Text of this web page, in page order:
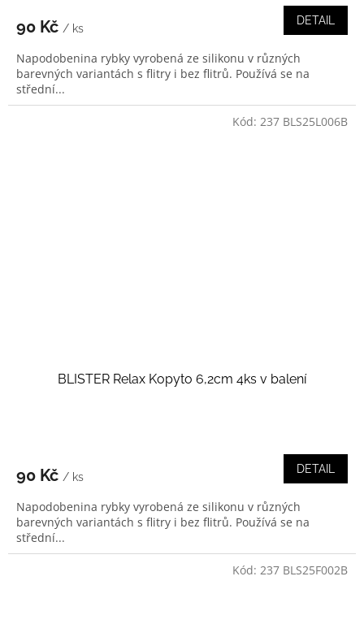
90 Kč / ks
DETAIL
Napodobenina rybky vyrobená ze silikonu v různých
barevných variantách s flitry i bez flitrů. Používá se na
střední...
BLISTER Relax Kopyto 6,2cm 4ks v balení
90 Kč / ks
DETAIL
Napodobenina rybky vyrobená ze silikonu v různých
barevných variantách s flitry i bez flitrů. Používá se na
střední...
Kód: 237 BLS25L006B
Kód: 237 BLS25F002B